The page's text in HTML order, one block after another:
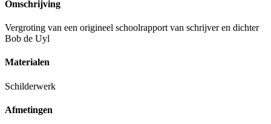
Omschrijving
Vergroting van een origineel schoolrapport van schrijver en dichter
Bob de Uyl
Materialen
Schilderwerk
Afmetingen